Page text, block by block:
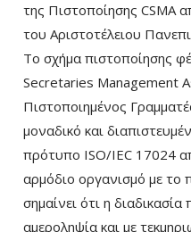
της Πιστοποίησης CSMA
του Αριστοτέλειου
Το σχήμα πιστοποίησης
Secretaries Management
Πιστοποιημένος
μοναδικό και
πρότυπο ISO/IEC 17024
αρμόδιο οργανισμό με το
σημαίνει ότι η
αμεροληψία και με